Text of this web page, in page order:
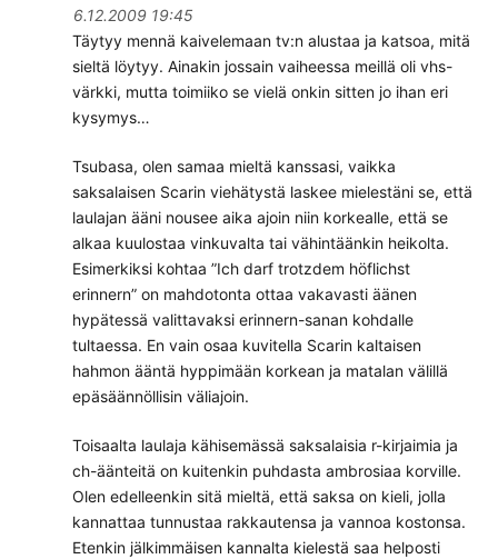
6.12.2009 19:45
Täytyy mennä kaivelemaan tv:n alustaa ja katsoa, mitä
sieltä löytyy. Ainakin jossain vaiheessa meillä oli vhs-
värkki, mutta toimiiko se vielä onkin sitten jo ihan eri
kysymys…
Tsubasa, olen samaa mieltä kanssasi, vaikka
saksalaisen Scarin viehätystä laskee mielestäni se, että
laulajan ääni nousee aika ajoin niin korkealle, että se
alkaa kuulostaa vinkuvalta tai vähintäänkin heikolta.
Esimerkiksi kohtaa ”Ich darf trotzdem höflichst
erinnern” on mahdotonta ottaa vakavasti äänen
hypätessä valittavaksi erinnern-sanan kohdalle
tultaessa. En vain osaa kuvitella Scarin kaltaisen
hahmon ääntä hyppimään korkean ja matalan välillä
epäsäännöllisin väliajoin.
Toisaalta laulaja kähisemässä saksalaisia r-kirjaimia ja
ch-äänteitä on kuitenkin puhdasta ambrosiaa korville.
Olen edelleenkin sitä mieltä, että saksa on kieli, jolla
kannattaa tunnustaa rakkautensa ja vannoa kostonsa.
Etenkin jälkimmäisen kannalta kielestä saa helposti